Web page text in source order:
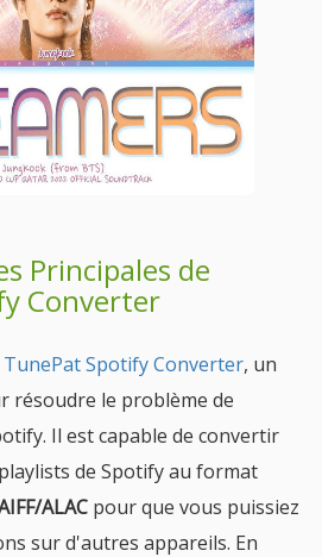
Principales de
Converter
TunePat Spotify Converter, un
résoudre le problème de
Il est capable de convertir
de Spotify au format
ALAC pour que vous puissiez
sur d'autres appareils. En